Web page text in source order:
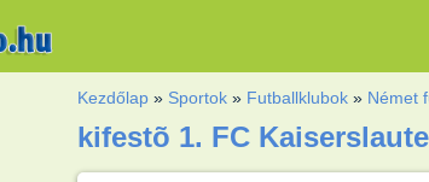
Kezdőlap » Sportok » Futballklubok » Német
kifestõ 1. FC